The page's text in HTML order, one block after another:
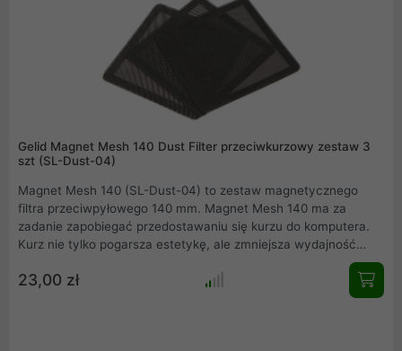
Gelid Magnet Mesh 140 Dust Filter przeciwkurzowy zestaw 3
szt (SL-Dust-04)
Magnet Mesh 140 (SL-Dust-04) to zestaw magnetycznego
filtra przeciwpyłowego 140 mm. Magnet Mesh 140 ma za
zadanie zapobiegać przedostawaniu się kurzu do komputera.
Kurz nie tylko pogarsza estetykę, ale zmniejsza wydajność
chłodzenia, a także może gromadzić pewną ilość pojemności
elektrycznej i przewodności, co wpływa na niezawodność i
23,00 zł